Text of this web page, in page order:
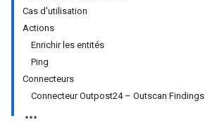
Cas d'utilisation
Actions
Enrichir les entités
Ping
Connecteurs
Connecteur Outpost24 – Outscan Findings